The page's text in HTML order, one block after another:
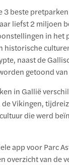
3 beste
liefst 2 miljoen
in het
historische
naast de
getoond
in Gallië
Vikingen,
die werd
app voor Parc
overzicht van de